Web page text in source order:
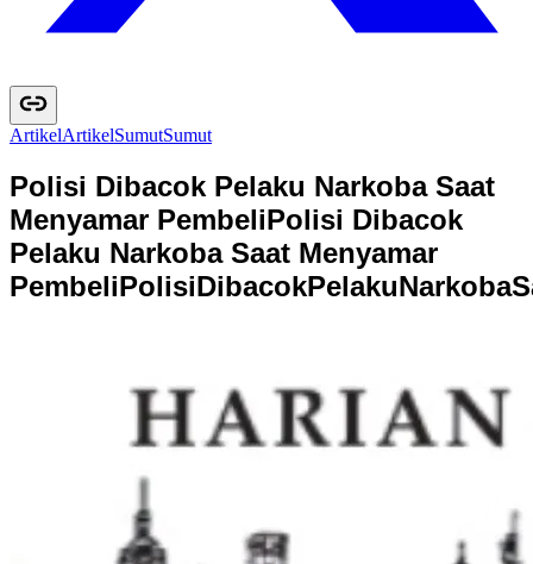
ArtikelArtikelSumutSumut
Polisi Dibacok Pelaku Narkoba Saat
Menyamar PembeliPolisi Dibacok
Pelaku Narkoba Saat Menyamar
PembeliPolisiDibacokPelakuNarkobaS